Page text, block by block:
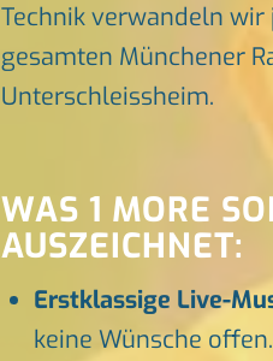
Technik verwandeln
gesamten Münchener
Unterschleissheim.
WAS 1 MORE
AUSZEICHNET:
Erstklassige Live-
keine Wünsche offen.